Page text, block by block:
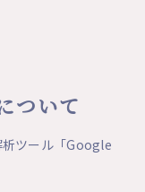
ついて
ツール「Google